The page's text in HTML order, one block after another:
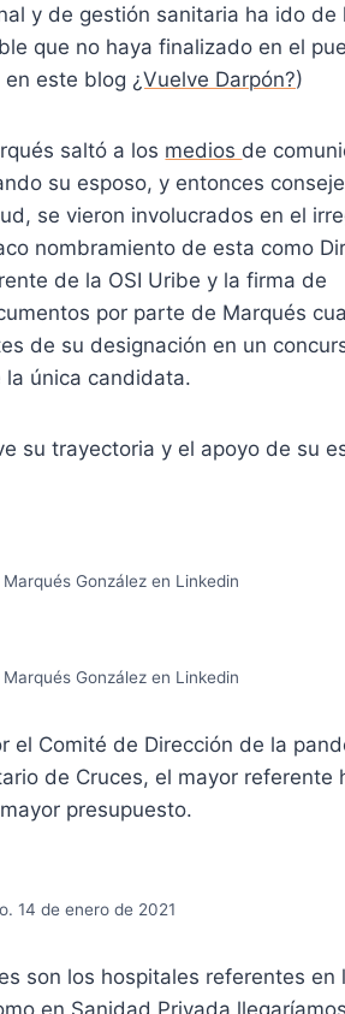
y de gestión sanitaria ha ido de
que no haya finalizado en el
este blog ¿Vuelve Darpón?)
saltó a los medios de
su esposo, y entonces
se vieron involucrados en el
nombramiento de esta como
de la OSI Uribe y la firma de
por parte de Marqués
de su designación en un
la única candidata.
su trayectoria y el apoyo de su
González en Linkedin
González en Linkedin
el Comité de Dirección de la
de Cruces, el mayor referente
presupuesto.
14 de enero de 2021
son los hospitales referentes en
en Sanidad Privada